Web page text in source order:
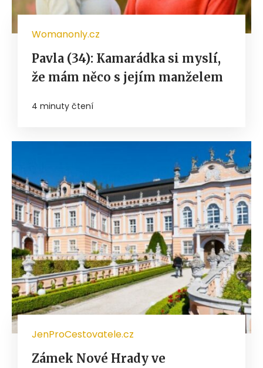
Womanonly.cz
Pavla (34): Kamarádka si myslí,
že mám něco s jejím manželem
4 minuty čtení
JenProCestovatele.cz
Zámek Nové Hrady ve